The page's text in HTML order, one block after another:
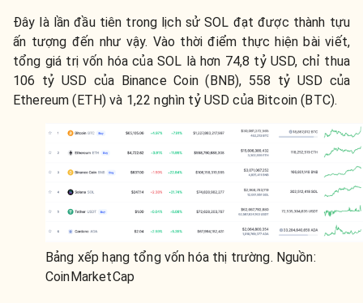
Đây là lần đầu tiên trong lịch sử SOL đạt được thành tựu
ấn tượng đến như vậy. Vào thời điểm thực hiện bài viết,
tổng giá trị vốn hóa của SOL là hơn 74,8 tỷ USD, chỉ thua
106 tỷ USD của Binance Coin (BNB), 558 tỷ USD của
Ethereum (ETH) và 1,22 nghìn tỷ USD của Bitcoin (BTC).
Bảng xếp hạng tổng vốn hóa thị trường. Nguồn:
CoinMarketCap